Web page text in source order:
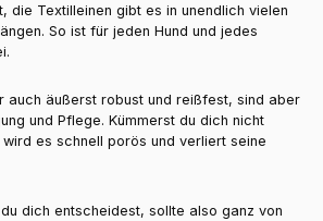
die Textilleinen gibt es in unendlich vielen
So ist für jeden Hund und jedes
auch äußerst robust und reißfest, sind aber
und Pflege. Kümmerst du dich nicht
es schnell porös und verliert seine
dich entscheidest, sollte also ganz von